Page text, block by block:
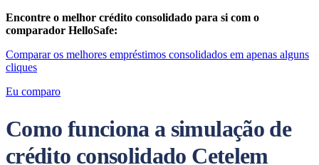
Encontre o melhor crédito consolidado para si com o
comparador HelloSafe:
Comparar os melhores empréstimos consolidados em apenas alguns
cliques
Eu comparo
Como funciona a simulação de
crédito consolidado Cetelem